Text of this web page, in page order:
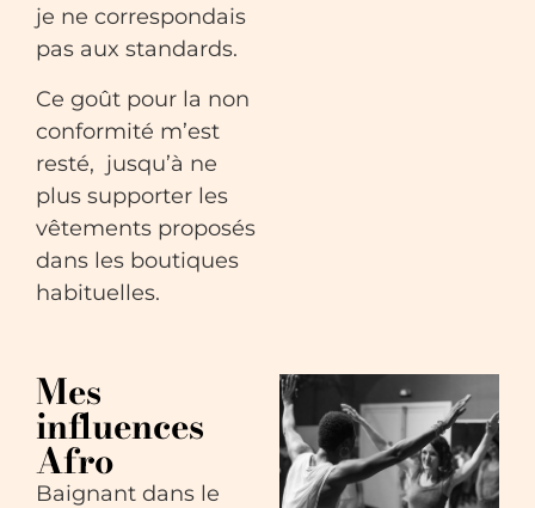
je ne correspondais
pas aux standards.
Ce goût pour la non
conformité m’est
resté, jusqu’à ne
plus supporter les
vêtements proposés
dans les boutiques
habituelles.
Mes
influences
Afro
Baignant dans le